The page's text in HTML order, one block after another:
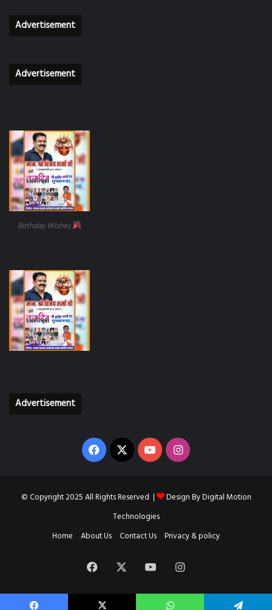
Advertisement
Advertisement
Birthday Wishes
Advertisement
Facebook
X YouTubeInstagram
© Copyright 2025 All Rights Reserved | Design ByDigital Motion
Technologies
Home
About Us Contact Us Privacy & policy
Facebook YouTubeInstagram